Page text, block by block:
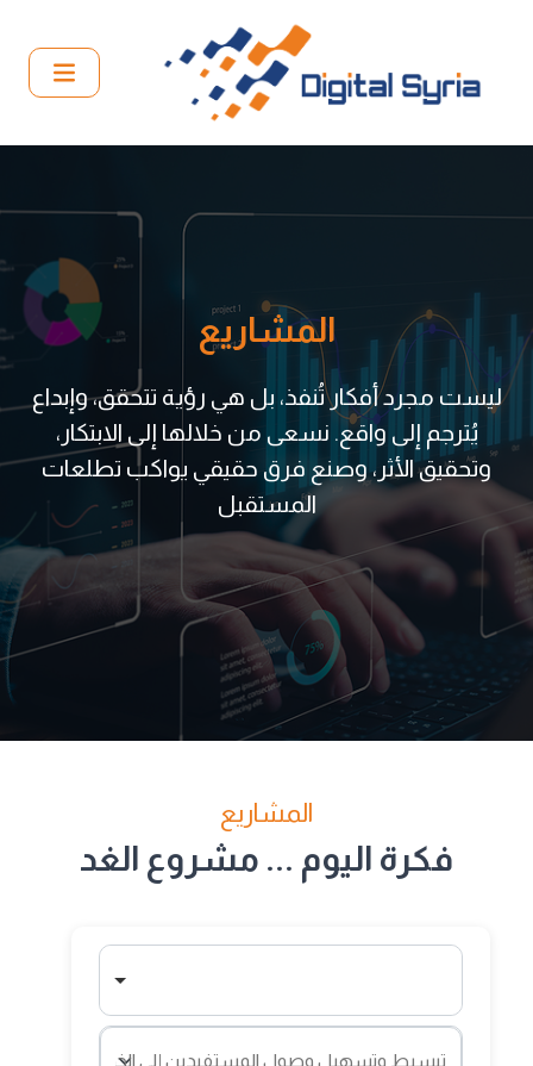
المشاريع
ليست مجرد أفكار تُنفذ، بل هي رؤية تتحقق، وإبداع
يُترجم إلى واقع. نسعى من خلالها إلى الابتكار،
وتحقيق الأثر، وصنع فرق حقيقي يواكب تطلعات
المستقبل
المشاريع
فكرة اليوم ... مشروع الغد